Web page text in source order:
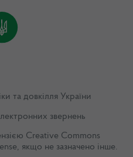
та довкілля України
звернень
Creative Commons
, якщо не зазначено інше.